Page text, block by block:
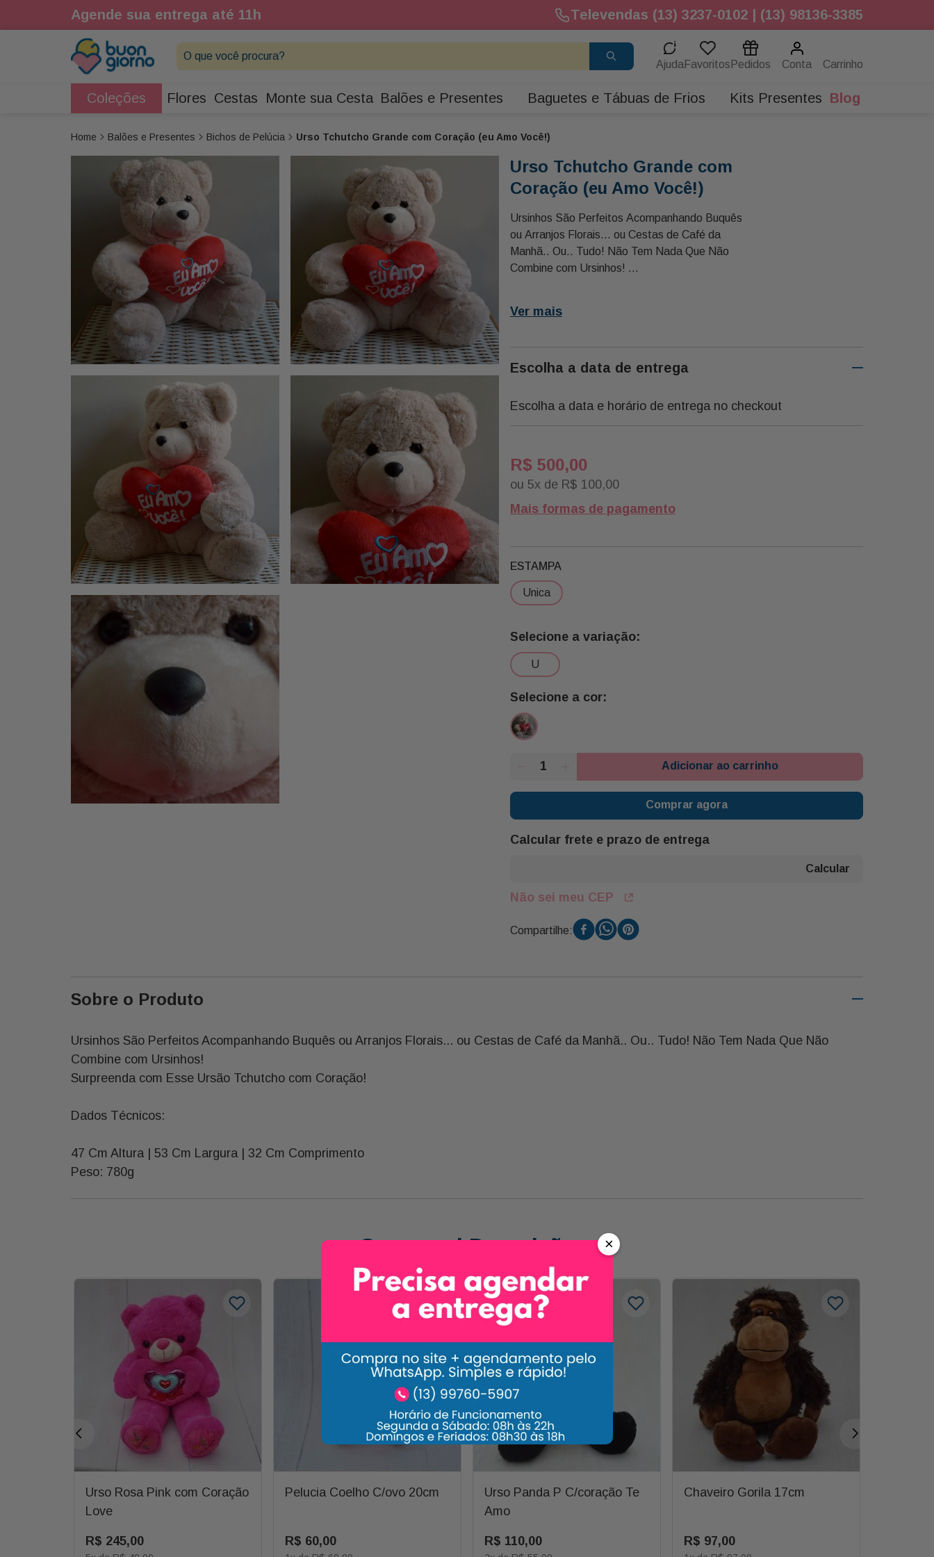
Agende sua entrega até 11h Televendas (13) 3237-0102 | (13) 98136-3385
O que você procura?
Ajuda Favoritos Pedidos Conta
Coleções Flores Cestas Monte sua Cesta Balões e Presentes Baguetes e Tábuas de Frios Kits Presentes Blog
Balões e Presentes Bichos de Pelúcia Urso Tchutcho Grande com Coração (eu Amo Você!)
Urso Tchutcho Grande com
Coração (eu Amo Você!)
Ursinhos São Perfeitos Acompanhando Buquês
ou Arranjos Florais... ou Cestas de Café da
Manhã.. Ou.. Tudo! Não Tem Nada Que Não
Combine com Ursinhos!
47 Cm Altura | 53 Cm Largura | 32 Cm
Peso: 780g
Ver mais
Escolha a data de entrega
Escolha a data e horário de entrega no checkout
R$ 500,00
ou 5x de R$ 100,00
Mais formas de pagamento
u
ESTAMPA
unica
Adicionar ao carrinho
Comprar agora
Calcular frete e prazo de entrega
Não sei meu CEP
Compartilhe:
Sobre o Produto
Ursinhos São Perfeitos Acompanhando Buquês ou Arranjos Florais... ou Cestas de Café da Manhã.. Ou.. Tudo! Não Tem Nada Que Não
Combine com Ursinhos!
Surpreenda com Esse Ursão Tchutcho com Coração!
Dados Técnicos:
47 Cm Altura | 53 Cm Largura | 32 Cm Comprimento
Peso: 780g
Carrossel Descrição
Urso Rosa Pink com Coração
Love
R$ 245,00
Pelucia Coelho C/ovo 20cm
R$ 60,00
Urso Panda P C/coração Te
Amo
R$ 110,00
Chaveiro Gorila 17cm
R$ 97,00
×